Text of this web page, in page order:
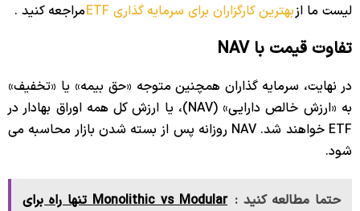
لیست ما ازبهترین کارگزاران برای سرمایه گذاری ETF مراجعه کنید .
تفاوت قیمت با NAV
در نهایت، سرمایه گذاران همچنین متوجه «حق بیمه» یا «تخفیف»
به «ارزش خالص دارایی» (NAV)، یا ارزش کل همه اوراق بهادار در
ETF خواهند شد. NAV روزانه پس از بسته شدن بازار محاسبه می
شود.
حتما مطالعه کنید :
Monolithic vs Modular تنها راه برای